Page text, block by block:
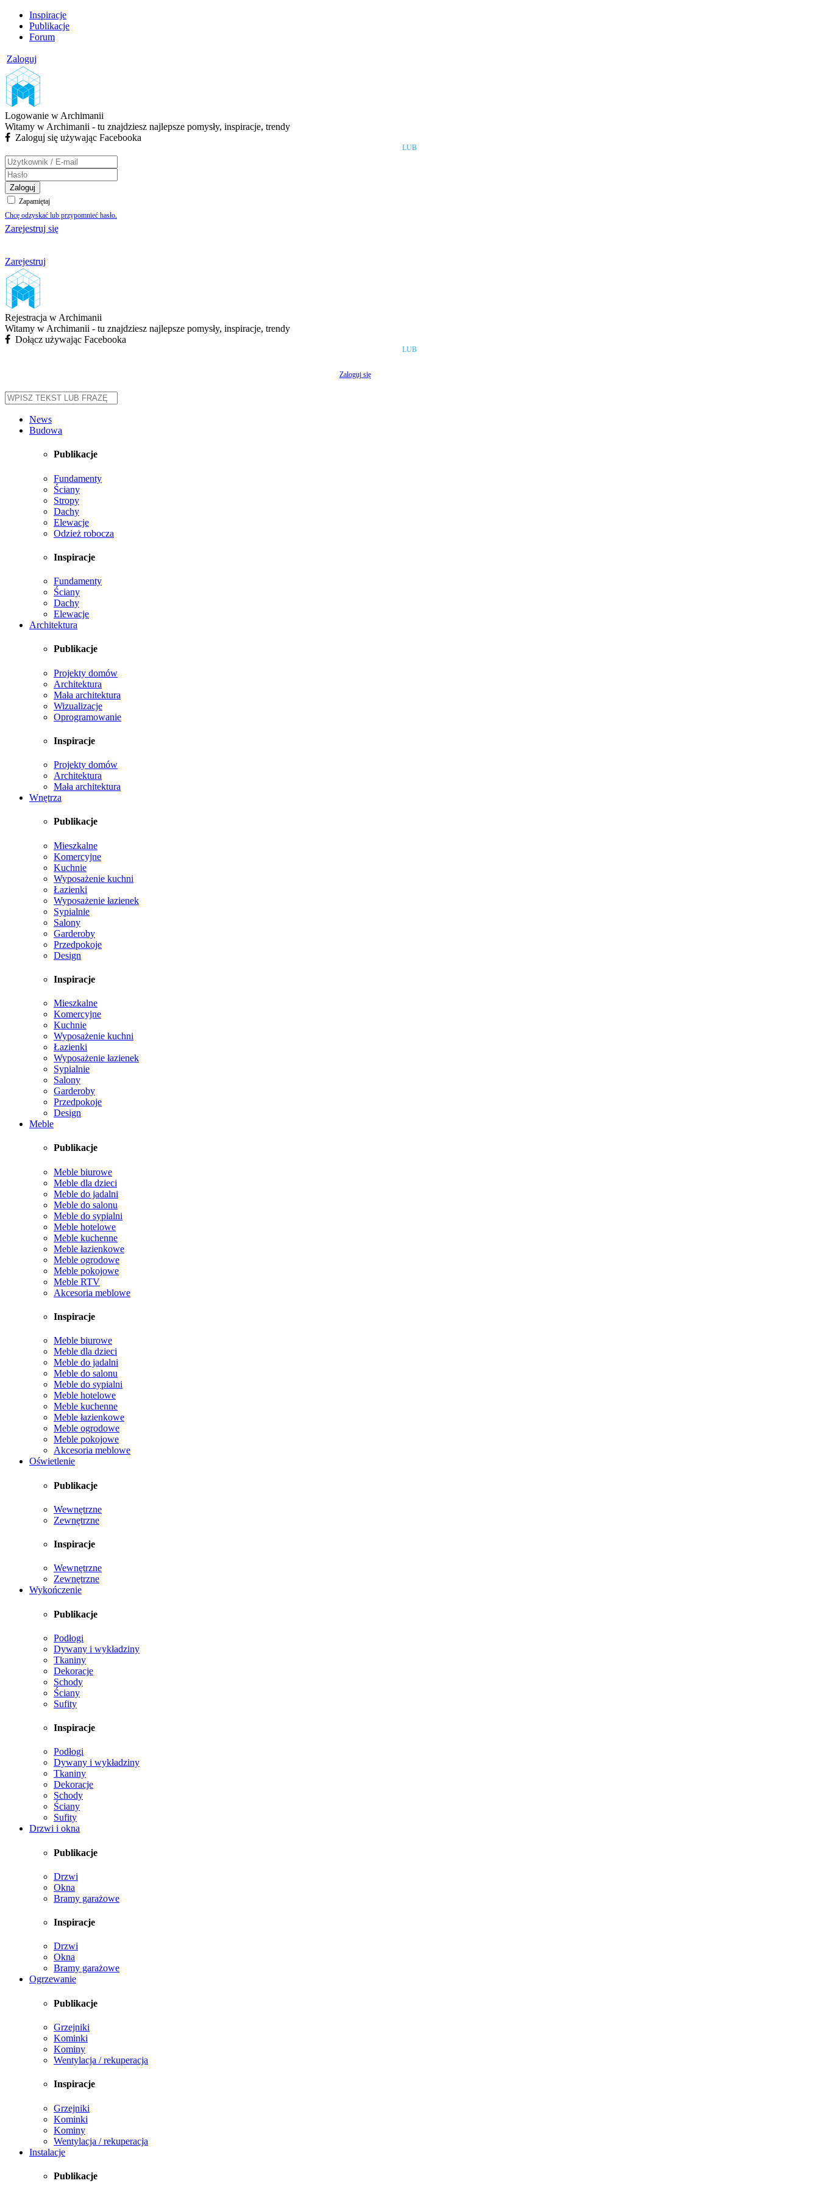
Inspiracje
Publikacje
Forum
Zaloguj
Logowanie w Archimanii
Witamy w Archimanii - tu znajdziesz najlepsze pomysły, inspiracje, trendy
Zaloguj się używając Facebooka
LUB
Zaloguj
Zapamiętaj
Chcę odzyskać lub przypomnieć hasło.
Zarejestruj się
Zarejestruj
Rejestracja w Archimanii
Witamy w Archimanii - tu znajdziesz najlepsze pomysły, inspiracje, trendy
Dołącz używając Facebooka
LUB
Zaloguj się
News
Budowa
Publikacje
Fundamenty
Ściany
Stropy
Dachy
Elewacje
Odzież robocza
Inspiracje
Fundamenty
Ściany
Dachy
Elewacje
Architektura
Publikacje
Projekty domów
Architektura
Mała architektura
Wizualizacje
Oprogramowanie
Inspiracje
Projekty domów
Architektura
Mała architektura
Wnętrza
Publikacje
Mieszkalne
Komercyjne
Kuchnie
Wyposażenie kuchni
Łazienki
Wyposażenie łazienek
Sypialnie
Salony
Garderoby
Przedpokoje
Design
Inspiracje
Mieszkalne
Komercyjne
Kuchnie
Wyposażenie kuchni
Łazienki
Wyposażenie łazienek
Sypialnie
Salony
Garderoby
Przedpokoje
Design
Meble
Publikacje
Meble biurowe
Meble dla dzieci
Meble do jadalni
Meble do salonu
Meble do sypialni
Meble hotelowe
Meble kuchenne
Meble łazienkowe
Meble ogrodowe
Meble pokojowe
Meble RTV
Akcesoria meblowe
Inspiracje
Meble biurowe
Meble dla dzieci
Meble do jadalni
Meble do salonu
Meble do sypialni
Meble hotelowe
Meble kuchenne
Meble łazienkowe
Meble ogrodowe
Meble pokojowe
Akcesoria meblowe
Oświetlenie
Publikacje
Wewnętrzne
Zewnętrzne
Inspiracje
Wewnętrzne
Zewnętrzne
Wykończenie
Publikacje
Podłogi
Dywany i wykładziny
Tkaniny
Dekoracje
Schody
Ściany
Sufity
Inspiracje
Podłogi
Dywany i wykładziny
Tkaniny
Dekoracje
Schody
Ściany
Sufity
Drzwi i okna
Publikacje
Drzwi
Okna
Bramy garażowe
Inspiracje
Drzwi
Okna
Bramy garażowe
Ogrzewanie
Publikacje
Grzejniki
Kominki
Kominy
Wentylacja / rekuperacja
Inspiracje
Grzejniki
Kominki
Kominy
Wentylacja / rekuperacja
Instalacje
Publikacje